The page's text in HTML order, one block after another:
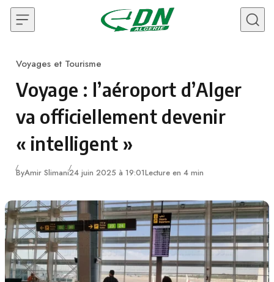
Skip to content
Category
Voyages et Tourisme
Voyage : l’aéroport d’Alger
va officiellement devenir
« intelligent »
ByAmir Slimani24 juin 2025 à 19:01Lecture en 4 min